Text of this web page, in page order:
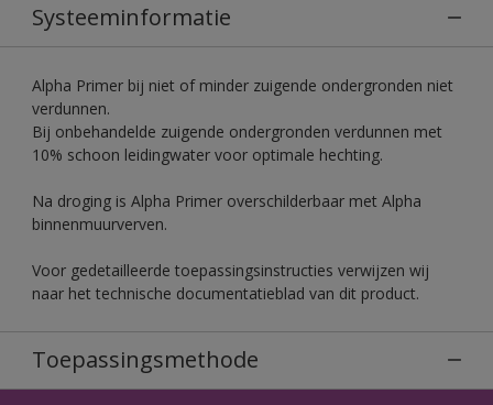
Systeeminformatie
Alpha Primer bij niet of minder zuigende ondergronden niet
verdunnen.
Bij onbehandelde zuigende ondergronden verdunnen met
10% schoon leidingwater voor optimale hechting.
Na droging is Alpha Primer overschilderbaar met Alpha
binnenmuurverven.
Voor gedetailleerde toepassingsinstructies verwijzen wij
naar het technische documentatieblad van dit product.
Toepassingsmethode